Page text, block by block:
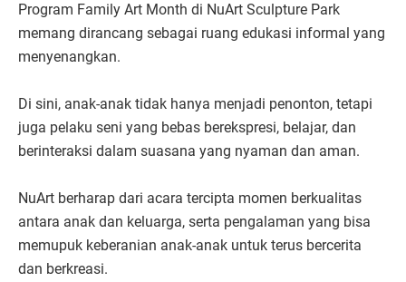
Program Family Art Month di NuArt Sculpture Park
memang dirancang sebagai ruang edukasi informal yang
menyenangkan.
Di sini, anak-anak tidak hanya menjadi penonton, tetapi
juga pelaku seni yang bebas berekspresi, belajar, dan
berinteraksi dalam suasana yang nyaman dan aman.
NuArt berharap dari acara tercipta momen berkualitas
antara anak dan keluarga, serta pengalaman yang bisa
memupuk keberanian anak-anak untuk terus bercerita
dan berkreasi.